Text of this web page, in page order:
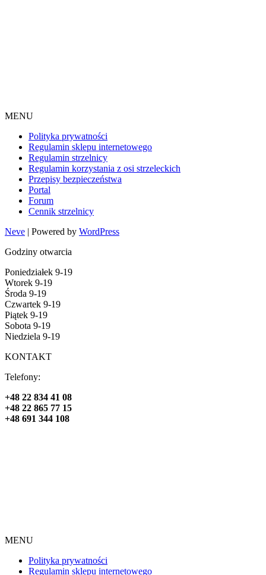
MENU
Polityka prywatności
Regulamin sklepu internetowego
Regulamin strzelnicy
Regulamin korzystania z osi strzeleckich
Przepisy bezpieczeństwa
Portal
Forum
Cennik strzelnicy
Neve | Powered by WordPress
Godziny otwarcia
Poniedziałek 9-19
Wtorek 9-19
Środa 9-19
Czwartek 9-19
Piątek 9-19
Sobota 9-19
Niedziela 9-19
KONTAKT
Telefony:
+48 22 834 41 08
+48 22 865 77 15
+48 691 344 108
MENU
Polityka prywatności
Regulamin sklepu internetowego